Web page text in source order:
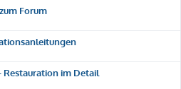
Forum
Restauration im Detail